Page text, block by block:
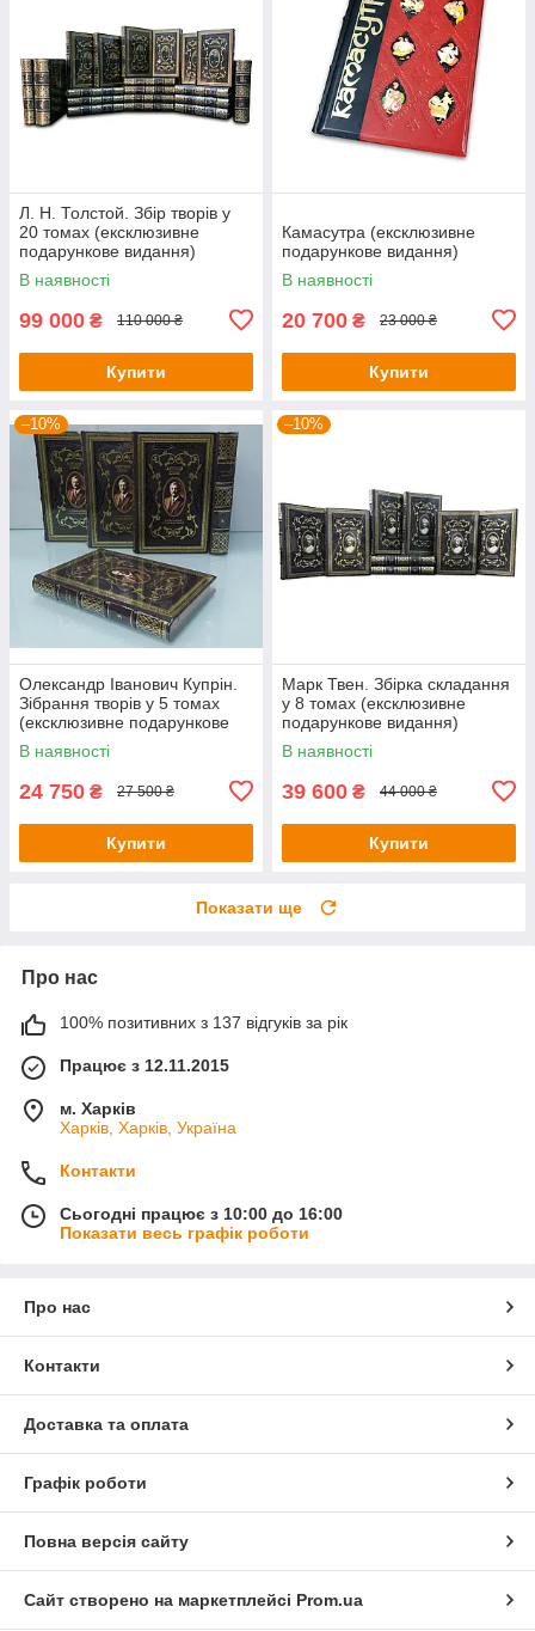
Л. Н. Толстой. Збір творів у
20 томах (ексклюзивне
подарункове видання)
В наявності
99 000 ₴ 110 000 ₴
Купити
Камасутра (ексклюзивне
подарункове видання)
В наявності
20 700 ₴ 23 000 ₴
Купити
–10%
Олександр Іванович Купрін.
Зібрання творів у 5 томах
(ексклюзивне подарункове
видання)
В наявності
24 750 ₴ 27 500 ₴
Купити
–10%
Марк Твен. Збірка складання
у 8 томах (ексклюзивне
подарункове видання)
В наявності
39 600 ₴ 44 000 ₴
Купити
Показати ще
Про нас
100% позитивних з 137 відгуків за рік
Працює з 12.11.2015
м. Харків
Харків, Харків, Україна
Контакти
Сьогодні працює з 10:00 до 16:00
Показати весь графік роботи
Про нас
Контакти
Доставка та оплата
Графік роботи
Повна версія сайту
Сайт створено на маркетплейсі Prom.ua